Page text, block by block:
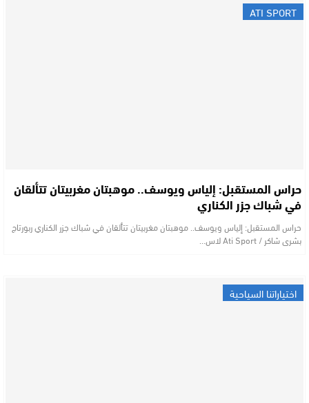
ATI SPORT
حراس المستقبل: إلياس ويوسف.. موهبتان مغربيتان تتألقان
في شباك جزر الكناري
حراس المستقبل: إلياس ويوسف.. موهبتان مغربيتان تتألقان في شباك جزر الكناري ربورتاج
بشرى شاكر / Ati Sport لاس…
اختياراتنا السياحية